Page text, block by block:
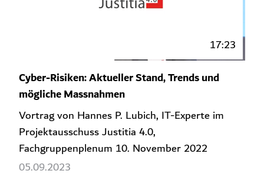
17:23
Cyber-Risiken: Aktueller Stand, Trends und
mögliche Massnahmen
Vortrag von Hannes P. Lubich, IT-Experte im
Projektausschuss Justitia 4.0,
Fachgruppenplenum 10. November 2022
05.09.2023